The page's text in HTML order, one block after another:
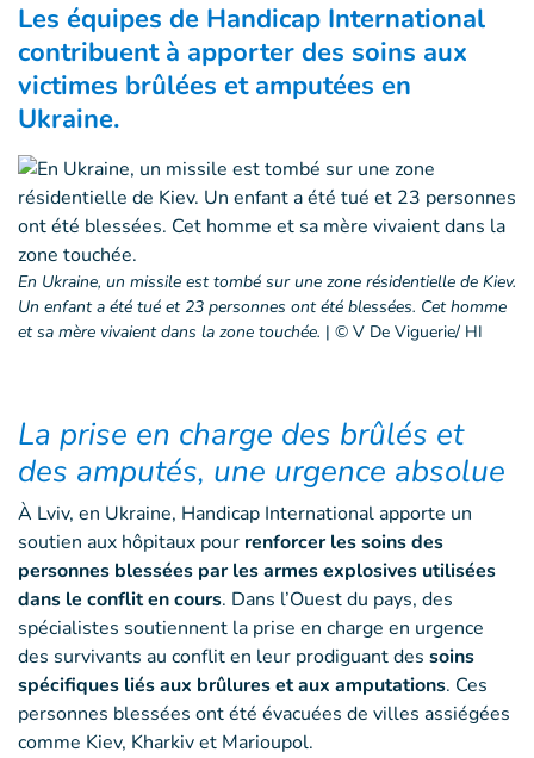
Les équipes de Handicap International
contribuent à apporter des soins aux
victimes brûlées et amputées en
Ukraine.
En Ukraine, un missile est tombé sur une zone résidentielle de Kiev.
Un enfant a été tué et 23 personnes ont été blessées. Cet homme
et sa mère vivaient dans la zone touchée. | © V De Viguerie/ HI
La prise en charge des brûlés et
des amputés, une urgence absolue
À Lviv, en Ukraine, Handicap International apporte un
soutien aux hôpitaux pour renforcer les soins des
personnes blessées par les armes explosives utilisées
dans le conflit en cours. Dans l’Ouest du pays, des
spécialistes soutiennent la prise en charge en urgence
des survivants au conflit en leur prodiguant des soins
spécifiques liés aux brûlures et aux amputations. Ces
personnes blessées ont été évacuées de villes assiégées
comme Kiev, Kharkiv et Marioupol.